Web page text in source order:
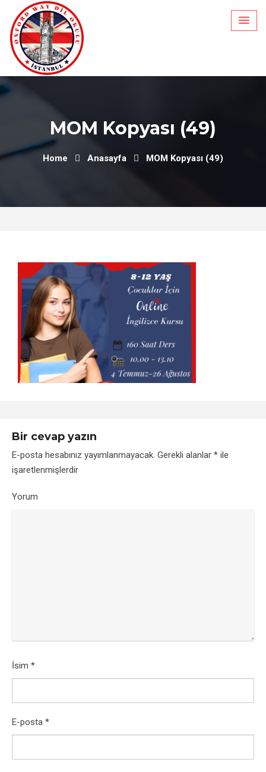
content
MOM Kopyası (49)
Home Anasayfa MOM Kopyası (49)
Bir cevap yazın
E-posta hesabınız yayımlanmayacak. Gerekli alanlar * ile
işaretlenmişlerdir
Yorum
İsim *
E-posta *